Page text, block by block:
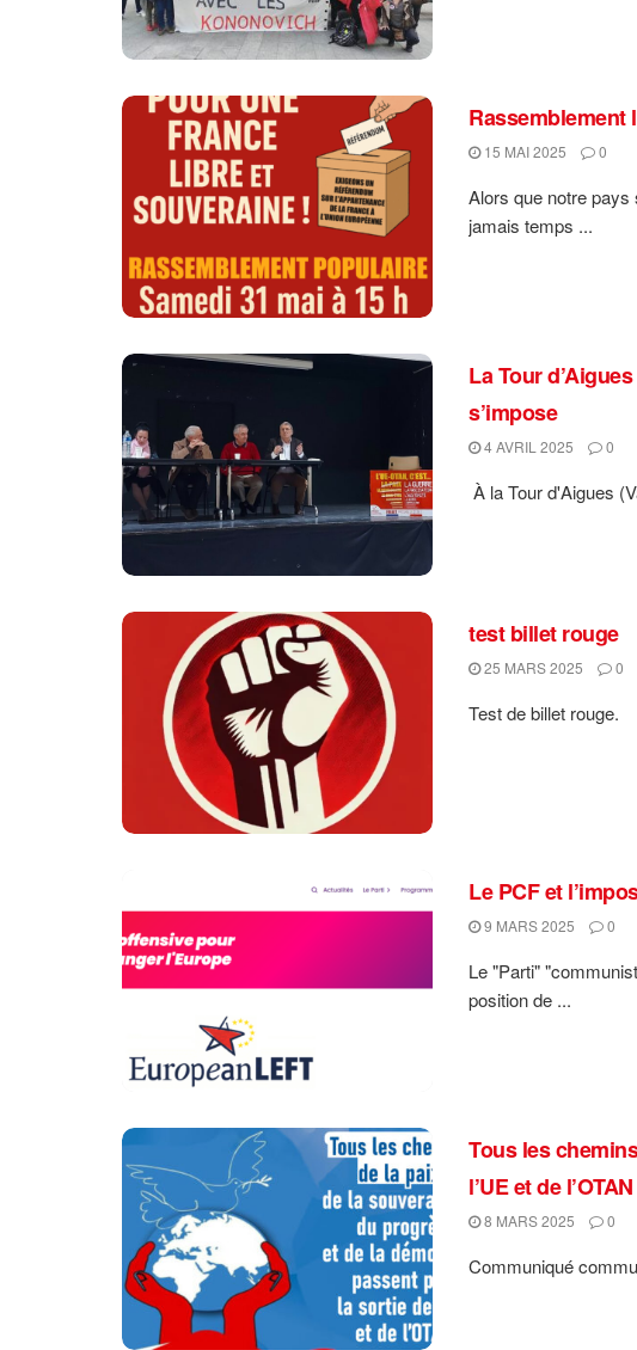
Rassemblement
15 MAI 2025 0
Alors que notre pays
jamais temps ...
La Tour
s’impose
4 AVRIL 2025 0
À la Tour d'Aigues
test billet rouge
25 MARS 2025 0
Test de billet rouge.
Le PCF et
9 MARS 2025 0
Le "Parti"
position de ...
Tous les
l’UE et de
8 MARS 2025 0
Communiqué